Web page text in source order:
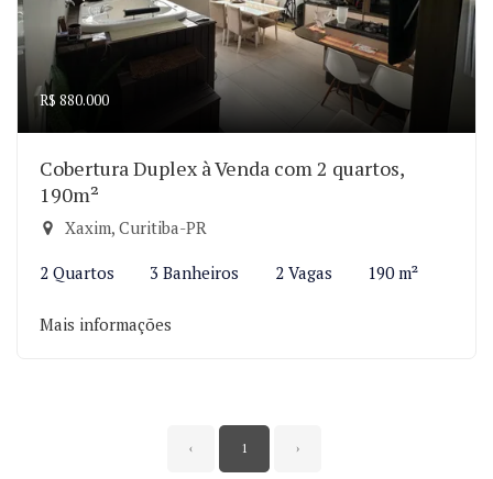
R$ 880.000
Cobertura Duplex à Venda com 2 quartos,
190m²
Xaxim, Curitiba-PR
2 Quartos 3 Banheiros 2 Vagas 190 m²
Mais informações
‹ 1 ›